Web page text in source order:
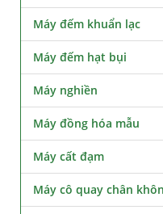
Máy đếm khuẩn lạc
Máy đếm hạt bụi
Máy nghiền
Máy đồng hóa mẫu
Máy cất đạm
Máy cô quay chân